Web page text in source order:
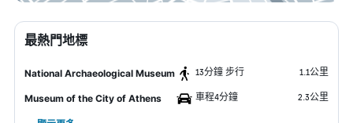
最熱門地標
National Archaeological Museum 13分鐘 步行 1.1公里
Museum of the City of Athens 車程4分鐘 2.3公里